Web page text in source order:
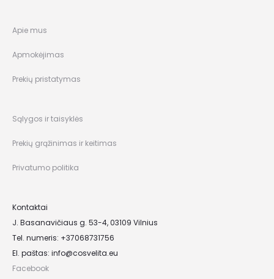
Apie mus
Apmokėjimas
Prekių pristatymas
Sąlygos ir taisyklės
Prekių grąžinimas ir keitimas
Privatumo politika
Kontaktai
J. Basanavičiaus g. 53-4, 03109 Vilnius
Tel. numeris: +37068731756
El. paštas: info@cosvelita.eu
Facebook